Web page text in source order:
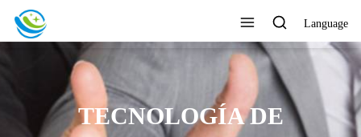
Language
TECNOLOGÍA DE